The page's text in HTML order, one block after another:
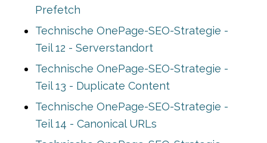
Prefetch
Technische OnePage-SEO-Strategie -
Teil 12 - Serverstandort
Technische OnePage-SEO-Strategie -
Teil 13 - Duplicate Content
Technische OnePage-SEO-Strategie -
Teil 14 - Canonical URLs